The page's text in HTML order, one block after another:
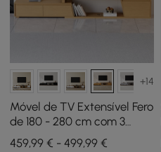
+14
Móvel de TV Extensível Fero
de 180 - 280 cm com 3
Gavetas
459,99 € - 499,99 €